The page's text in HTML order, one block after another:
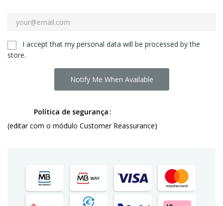
I accept that my personal data will be processed by the
store.
Notify Me When Available
Política de segurança
(editar com o módulo Customer Reassurance)